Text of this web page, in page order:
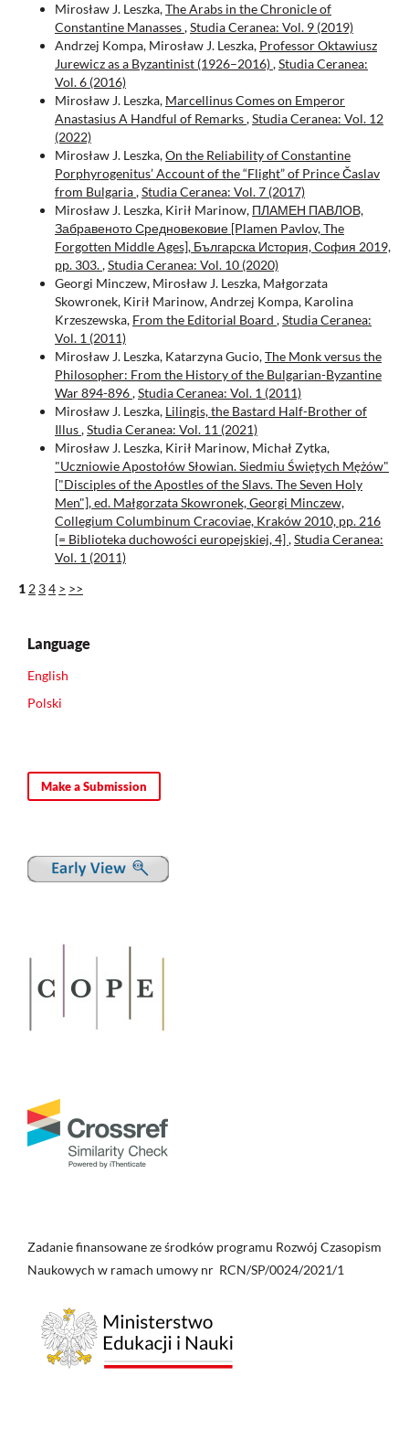
Mirosław J. Leszka,The Arabs in the Chronicle of
Constantine Manasses,Studia Ceranea: Vol. 9 (2019)
Andrzej Kompa, Mirosław J. Leszka, Professor Oktawiusz
Jurewicz as a Byzantinist (1926–2016),Studia Ceranea:
Vol. 6 (2016)
Mirosław J. Leszka, Marcellinus Comes on Emperor
Anastasius A Handful of Remarks,Studia Ceranea: Vol. 12
(2022)
Mirosław J. Leszka,On the Reliability of Constantine
Porphyrogenitus’ Account of the “Flight” of Prince Časlav
from Bulgaria,Studia Ceranea: Vol. 7 (2017)
Mirosław J. Leszka, Kirił Marinow, ПЛАМЕН ПАВЛОВ,
Забравеното Средновековие [Plamen Pavlov, The
Forgotten Middle Ages], Българска История, София 2019,
pp. 303.,Studia Ceranea: Vol. 10 (2020)
Georgi Minczew, Mirosław J. Leszka, Małgorzata
Skowronek, Kirił Marinow, Andrzej Kompa, Karolina
Krzeszewska, From the Editorial Board ,Studia Ceranea:
Vol. 1 (2011)
Mirosław J. Leszka, Katarzyna Gucio,The Monk versus the
Philosopher: From the History of the Bulgarian-Byzantine
War 894-896,Studia Ceranea: Vol. 1 (2011)
Mirosław J. Leszka, Lilingis, the Bastard Half-Brother of
Illus,Studia Ceranea: Vol. 11 (2021)
Mirosław J. Leszka, Kirił Marinow, Michał Zytka,
"Uczniowie Apostołów Słowian. Siedmiu Świętych Mężów"
["Disciples of the Apostles of the Slavs. The Seven Holy
Men"], ed. Małgorzata Skowronek, Georgi Minczew,
Collegium Columbinum Cracoviae, Kraków 2010, pp. 216
[= Biblioteka duchowości europejskiej, 4],Studia Ceranea:
Vol. 1 (2011)
1 2 34 > >>
Language
English
Polski
Make a Submission
Zadanie finansowane ze środków programu Rozwój Czasopism
Naukowych w ramach umowy nr RCN/SP/0024/2021/1